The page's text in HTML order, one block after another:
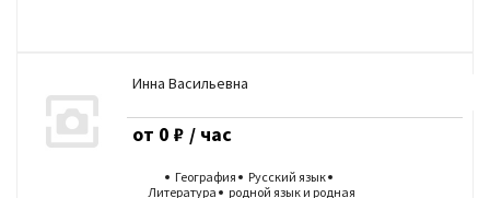
География
Русский язык
Литература
родной язык и родная
от 0 ₽ / час
Инна Васильевна